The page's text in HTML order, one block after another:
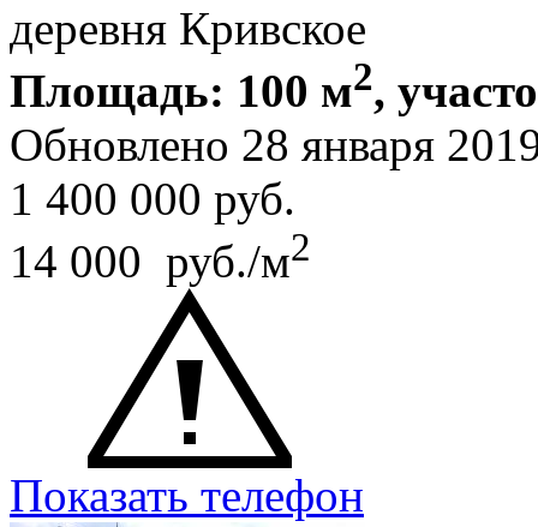
деревня Кривское
Площадь: 100 м2,
Обновлено 28 января
1 400 000 руб.
14 000 руб./м2
Показать телефон